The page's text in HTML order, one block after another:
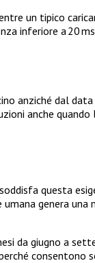
un tipico
inferiore a 20
anziché dal
anche
questa
genera
da giugno a
consentono